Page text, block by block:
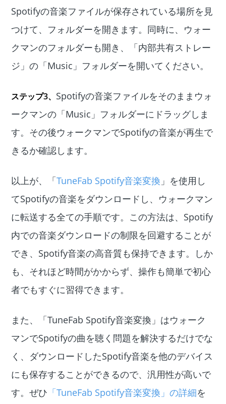
Spotifyの音楽ファイルが保存されている場所を見
つけて、フォルダーを開きます。同時に、ウォー
クマンのフォルダーも開き、「内部共有ストレー
ジ」の「Music」フォルダーを開いてください。
ステップ3、 Spotifyの音楽ファイルをそのままウォ
ークマンの「Music」フォルダーにドラッグしま
す。その後ウォークマンでSpotifyの音楽が再生で
きるか確認します。
以上が、「TuneFab Spotify音楽変換 」を使用し
てSpotifyの音楽をダウンロードし、ウォークマン
に転送する全ての手順です。この方法は、Spotify
内での音楽ダウンロードの制限を回避することが
でき、Spotify音楽の高音質も保持できます。しか
も、それほど時間がかからず、操作も簡単で初心
者でもすぐに習得できます。
また、「TuneFab Spotify音楽変換」はウォーク
マンでSpotifyの曲を聴く問題を解決するだけでな
く、ダウンロードしたSpotify音楽を他のデバイス
にも保存することができるので、汎用性が高いで
す。ぜひ 「TuneFab Spotify音楽変換」の詳細を